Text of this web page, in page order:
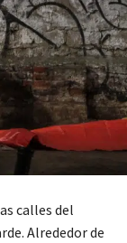
calles del
Alrededor de